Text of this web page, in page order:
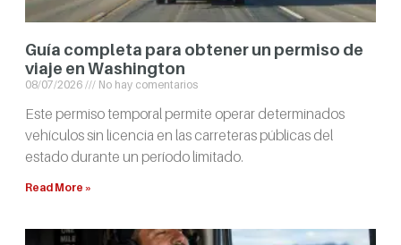
Guía completa para obtener un permiso de
viaje en Washington
08/07/2026 No hay comentarios
Este permiso temporal permite operar determinados
vehículos sin licencia en las carreteras públicas del
estado durante un período limitado.
Read More »